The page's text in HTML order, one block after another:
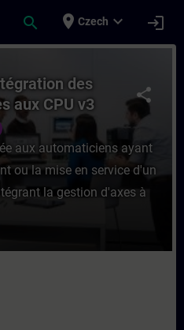
search place Czech expand_more login
et intégration des
share
des
aux CPU v3
aux automaticiens ayant
ou la mise en service d'un
la gestion d'axes à